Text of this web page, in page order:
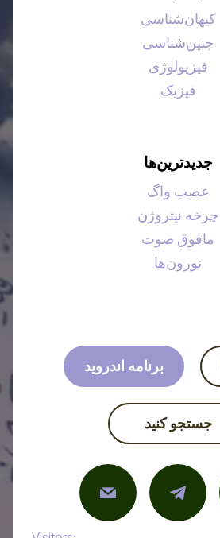
کیهان‌شناسی
جنین‌شناسی
فیزیولوژی
فیزیک
جدیدترین‌ها
عصب واگ
چرخه نیتروژن
مافوق صوت
نورون‌ها
برنامه اندروید
جستجو کنید